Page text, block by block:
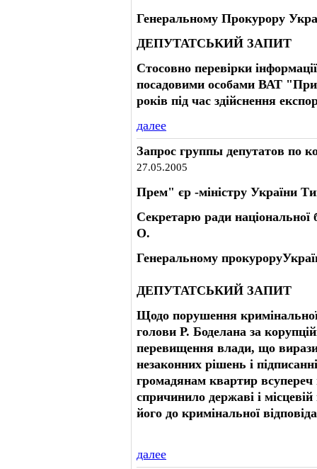
Генеральному Прокурору
ДЕПУТАТСЬКИЙ ЗАПИТ
Стосовно перевірки
посадовими особами ВАТ
років під час здійснення
далее
Запрос группы депутатов по
27.05.2005
Прем" єр -міністру України
Секретарю ради
О.
Генеральному
ДЕПУТАТСЬКИЙ ЗАПИТ
Щодо порушення
голови Р. Боделана за
перевищення влади, що
незаконних рішень і
громадянам квартир
спричинило державі і
його до кримінальної
далее